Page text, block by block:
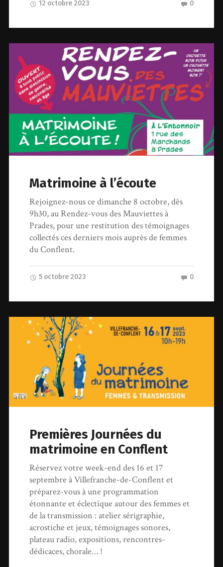
12 octobre 2023 0
Matrimoine à l’écoute
Rejoignez-nous ce dimanche 8 octobre, dès
9h30, au Rendez-vous des Mauviettes à
Prades, pour une restitution des témoignages
collectés ces derniers mois auprès de femmes
du Conflent.
5 octobre 2023 0
Premières Journées du
matrimoine en Conflent
Réservez votre week-end des 16 et 17
septembre à Villefranche-de-Conflent et
préparez-vous à une programmation
étonnante et éclectique autour des femmes et
de la transmission : atelier sérigraphie,
acrostiche et jeux, témoignages sonores,
plateau radio, expositions, rencontres-
dédicaces, chorale… !